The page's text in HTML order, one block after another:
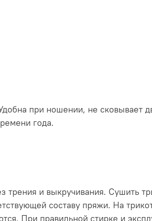
при ношении, не сковывает
года.
трения и выкручивания. Сушить
составу пряжи. На
При правильной стирке и